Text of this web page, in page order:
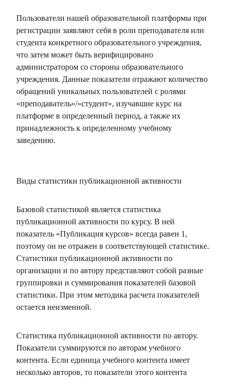
Пользователи нашей образовательной платформы при
регистрации заявляют себя в роли преподавателя или
студента конкретного образовательного учреждения,
что затем может быть верифицировано
администратором со стороны образовательного
учреждения. Данные показатели отражают количество
обращений уникальных пользователей с ролями
«преподаватель»/«студент», изучавшие курс на
платформе в определенный период, а также их
принадлежность к определенному учебному
заведению.
Виды статистики публикационной активности
Базовой статистикой является статистика
публикационной активности по курсу. В ней
показатель «Публикация курсов» всегда равен 1,
поэтому он не отражен в соответствующей статистике.
Статистики публикационной активности по
организации и по автору представляют собой разные
группировки и суммирования показателей базовой
статистики. При этом методика расчета показателей
остается неизменной.
Статистика публикационной активности по автору.
Показатели суммируются по авторам учебного
контента. Если единица учебного контента имеет
несколько авторов, то показатели этого контента